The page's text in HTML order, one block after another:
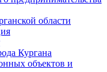
области
Кургана
объектов и